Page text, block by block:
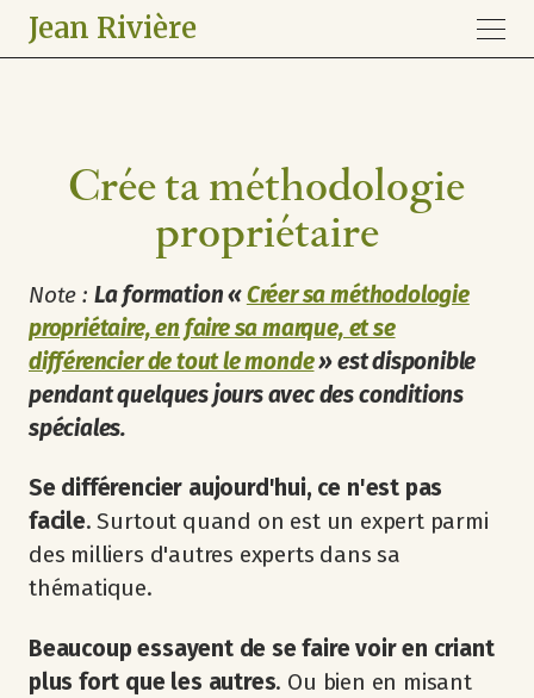
Jean Rivière
Crée ta méthodologie
propriétaire
Note : La formation «Créer sa méthodologie
propriétaire, en faire sa marque, et se
différencier de tout le monde» est disponible
pendant quelques jours avec des conditions
spéciales.
Se différencier aujourd'hui, ce n'est pas
facile. Surtout quand on est un expert parmi
des milliers d'autres experts dans sa
thématique.
Beaucoup essayent de se faire voir en criant
plus fort que les autres. Ou bien en misant